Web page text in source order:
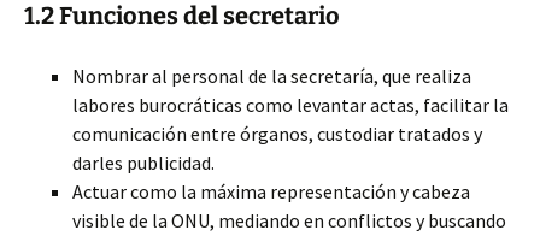
1.2 Funciones del secretario
Nombrar al personal de la secretaría, que realiza
labores burocráticas como levantar actas, facilitar la
comunicación entre órganos, custodiar tratados y
darles publicidad.
Actuar como la máxima representación y cabeza
visible de la ONU, mediando en conflictos y buscando